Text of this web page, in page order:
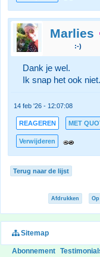
Marlies
:-)
Dank je wel.
Ik snap het ook
14 feb '26 - 12:07:08
REAGEREN MET
Verwijderen
Terug naar de lijst
Afdrukken
Sitemap
Abonnement